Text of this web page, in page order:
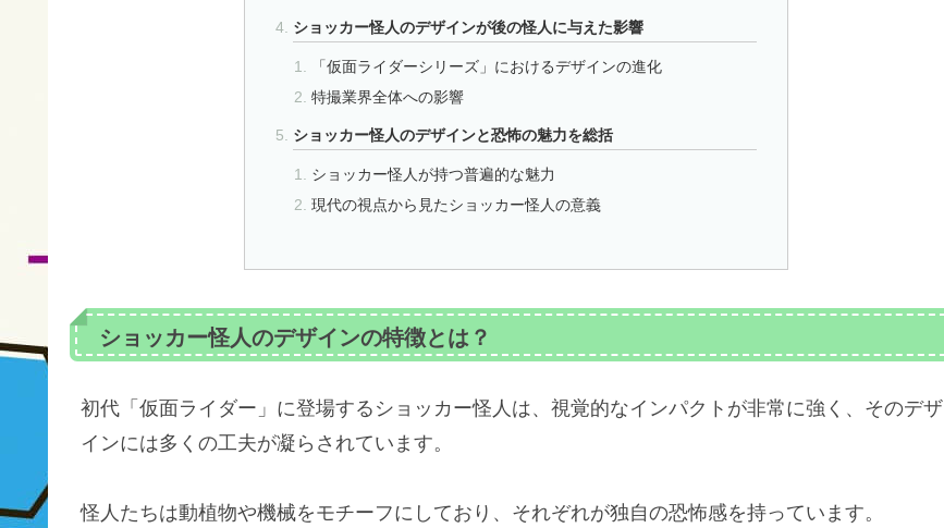
ショッカー怪人のデザインが後の怪人に与えた影響
「仮面ライダーシリーズ」におけるデザインの進化
特撮業界全体への影響
ショッカー怪人のデザインと恐怖の魅力を総括
ショッカー怪人が持つ普遍的な魅力
現代の視点から見たショッカー怪人の意義
ショッカー怪人のデザインの特徴とは？
初代「仮面ライダー」に登場するショッカー怪人は、視覚的なインパクトが非常に強く、そのデザ
インには多くの工夫が凝らされています。
怪人たちは動植物や機械をモチーフにしており、それぞれが独自の恐怖感を持っています。